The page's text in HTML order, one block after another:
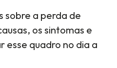
sobre a perda de
os sintomas e
esse quadro no dia a